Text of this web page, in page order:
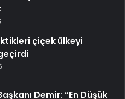
çiçek ülkeyi
Demir: “En Düşük